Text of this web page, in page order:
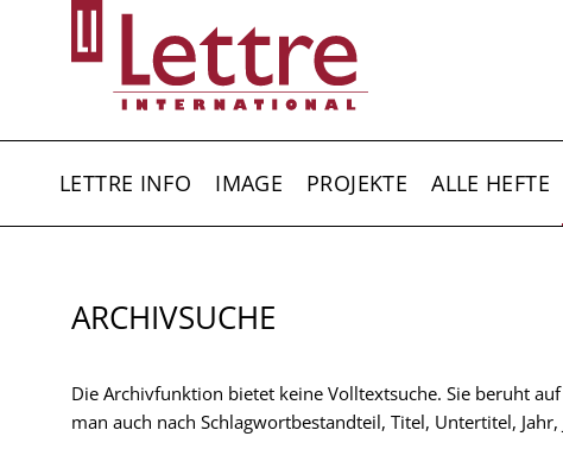
LETTRE INFO IMAGE PROJEKTE ALLE HEFTE
ARCHIVSUCHE
Die Archivfunktion bietet keine Volltextsuche. Sie beruht
man auch nach Schlagwortbestandteil, Titel, Untertitel,